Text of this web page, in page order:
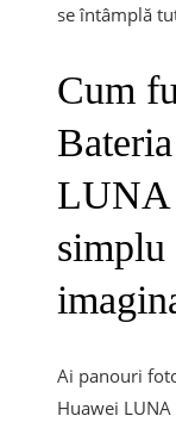
se întâmplă
Cum
LUNA
simplu
Ai panouri
Huawei